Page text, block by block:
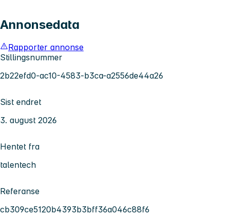
Annonsedata
Rapporter annonse
Stillingsnummer
2b22efd0-ac10-4583-b3ca-a2556de44a26
Sist endret
3. august 2026
Hentet fra
talentech
Referanse
cb309ce5120b4393b3bff36a046c88f6